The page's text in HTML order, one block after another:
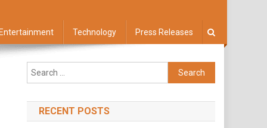
Technology Press Releases
Search
for:
RECENT POSTS